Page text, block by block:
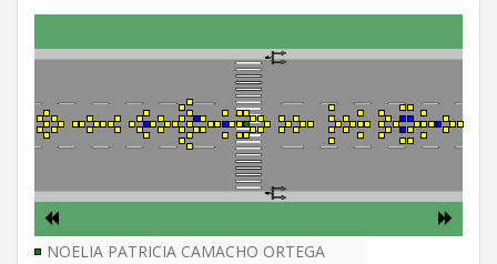
NOELIA PATRICIA CAMACHO ORTEGA